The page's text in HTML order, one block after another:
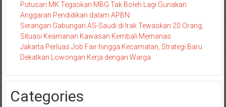
Putusan MK Tegaskan MBG Tak Boleh Lagi Gunakan
Anggaran Pendidikan dalam APBN
Serangan Gabungan AS-Saudi di Irak Tewaskan 20 Orang,
Situasi Keamanan Kawasan Kembali Memanas
Jakarta Perluas Job Fair hingga Kecamatan, Strategi Baru
Dekatkan Lowongan Kerja dengan Warga
Categories